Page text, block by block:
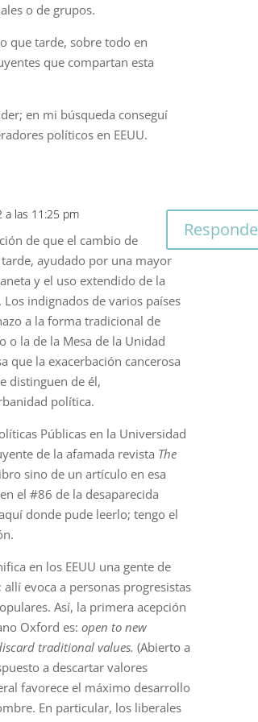
o de grupos.
que tarde, sobre todo en
que compartan esta
en mi búsqueda conseguí
políticos en EEUU.
las 11:25 pm
de que el cambio de
ayudado por una mayor
y el uso extendido de la
indignados de varios países
a la forma tradicional de
o la de la Mesa de la Unidad
que la exacerbación cancerosa
distinguen de él,
política.
Públicas en la Universidad
de la afamada revista The
sino de un artículo en esa
el #86 de la desaparecida
donde pude leerlo; tengo el
en los EEUU una gente de
evoca a personas progresistas
Así, la primera acepción
Oxford es:open to new
traditional values. (Abierto a
a descartar valores
favorece el máximo desarrollo
En particular, los liberales